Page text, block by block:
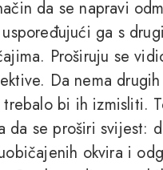
da se napravi
ga s
Proširuju se
Da nema drugih
bi ih izmisliti.
da se proširi svijest:
okvira i